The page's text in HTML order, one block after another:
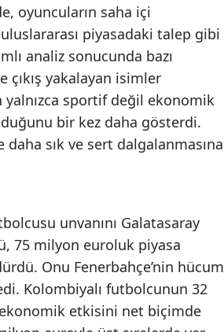
Isparta
Mersin
İstanbul
İzmir
Kayseri
Kırklareli
Kırşehir
oyuncuların saha içi
piyasadaki talep gibi
analiz sonucunda bazı
çıkış yakalayan isimler
yalnızca sportif değil ekonomik
bir kez daha gösterdi.
sık ve sert dalgalanmasına
unvanını Galatasaray
75 milyon euroluk piyasa
Onu Fenerbahçe’nin hücum
Kolombiyalı futbolcunun 32
ekonomik etkisini net biçimde